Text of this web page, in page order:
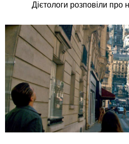
Дієтологи розповіли про